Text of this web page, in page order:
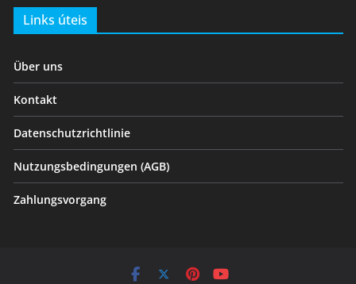
Links úteis
Über uns
Kontakt
Datenschutzrichtlinie
Nutzungsbedingungen (AGB)
Zahlungsvorgang